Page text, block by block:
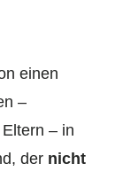
einen
–
– in
der nicht